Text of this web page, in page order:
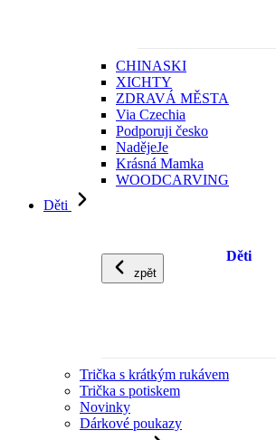
CHINASKI
XICHTY
ZDRAVÁ MĚSTA
Via Czechia
Podporuji česko
NadějeJe
Krásná Mamka
WOODCARVING
Děti
zpět
Děti
Trička s krátkým rukávem
Trička s potiskem
Novinky
Dárkové poukazy